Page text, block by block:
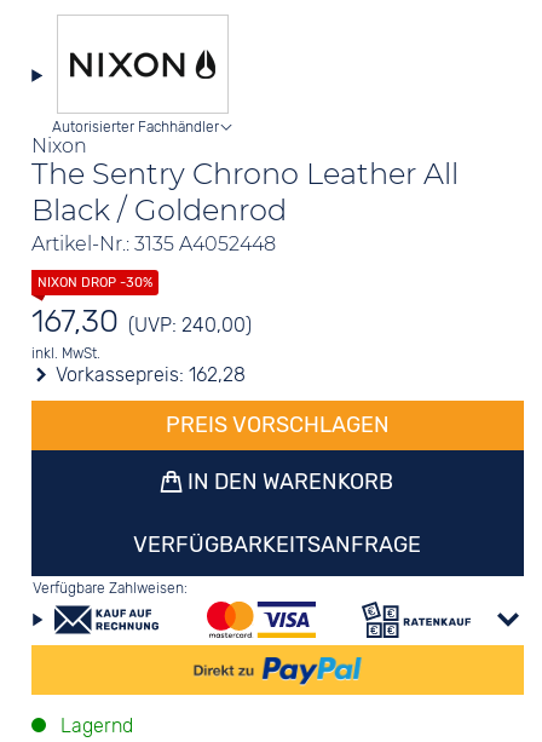
Nixon
The Sentry Chrono Leather All
Black / Goldenrod
Artikel-Nr.: 3135 A4052448
Autorisierter Fachhändler
167,30 (UVP: 240,00)
inkl. MwSt.
Vorkassepreis:162,28
PREIS VORSCHLAGEN
IN DEN WARENKORB
VERFÜGBARKEITSANFRAGE
Verfügbare Zahlweisen:
Lagernd